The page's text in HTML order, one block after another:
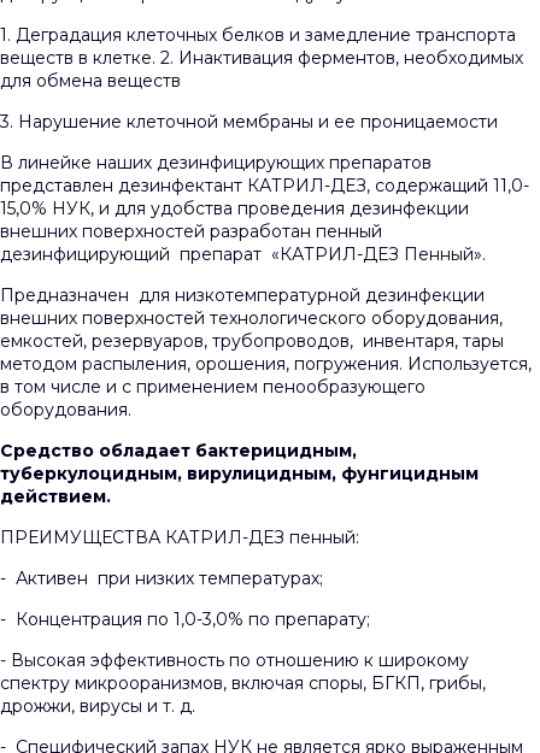
1. Деградация клеточных белков и замедление транспорта
веществ в клетке. 2. Инактивация ферментов, необходимых
для обмена веществ
3. Нарушение клеточной мембраны и ее проницаемости
В линейке наших дезинфицирующих препаратов
представлен дезинфектант КАТРИЛ-ДЕЗ, содержащий 11,0-
15,0% НУК, и для удобства проведения дезинфекции
внешних поверхностей разработан пенный
дезинфицирующий препарат «КАТРИЛ-ДЕЗ Пенный».
Предназначен для низкотемпературной дезинфекции
внешних поверхностей технологического оборудования,
емкостей, резервуаров, трубопроводов, инвентаря, тары
методом распыления, орошения, погружения. Используется,
в том числе и с применением пенообразующего
оборудования.
Средство обладает бактерицидным,
туберкулоцидным, вирулицидным, фунгицидным
действием.
ПРЕИМУЩЕСТВА КАТРИЛ-ДЕЗ пенный:
- Активен при низких температурах;
- Концентрация по 1,0-3,0% по препарату;
- Высокая эффективность по отношению к широкому
спектру микрооранизмов, включая споры, БГКП, грибы,
дрожжи, вирусы и т. д.
- Специфический запах НУК не является ярко выраженным